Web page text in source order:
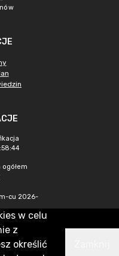
cu 2026-
w celu
z
określić